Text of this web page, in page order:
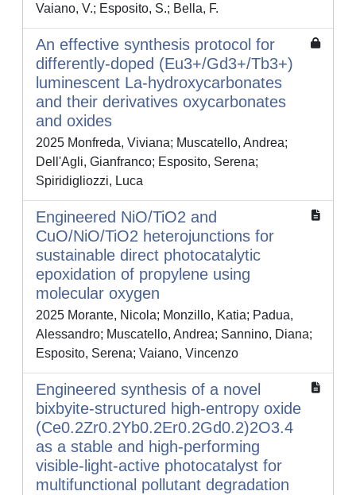
Vaiano, V.; Esposito, S.; Bella, F.
An effective synthesis protocol for
differently-doped (Eu3+/Gd3+/Tb3+)
luminescent La-hydroxycarbonates
and their derivatives oxycarbonates
and oxides
2025 Monfreda, Viviana; Muscatello, Andrea;
Dell'Agli, Gianfranco; Esposito, Serena;
Spiridigliozzi, Luca
Engineered NiO/TiO2 and
CuO/NiO/TiO2 heterojunctions for
sustainable direct photocatalytic
epoxidation of propylene using
molecular oxygen
2025 Morante, Nicola; Monzillo, Katia; Padua,
Alessandro; Muscatello, Andrea; Sannino, Diana;
Esposito, Serena; Vaiano, Vincenzo
Engineered synthesis of a novel
bixbyite-structured high-entropy oxide
(Ce0.2Zr0.2Yb0.2Er0.2Gd0.2)2O3.4
as a stable and high-performing
visible-light-active photocatalyst for
multifunctional pollutant degradation